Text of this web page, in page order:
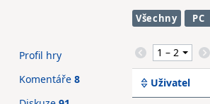
Všechny PC
Uživatel
Profil hry
Komentáře 8